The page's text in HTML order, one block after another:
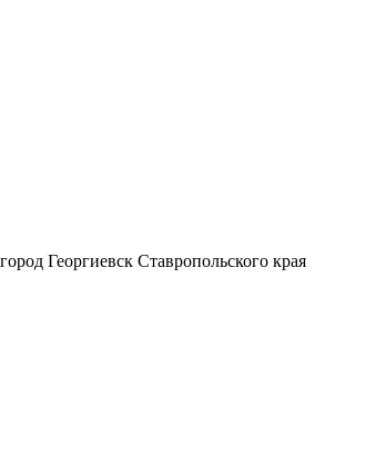
Георгиевск Ставропольского края